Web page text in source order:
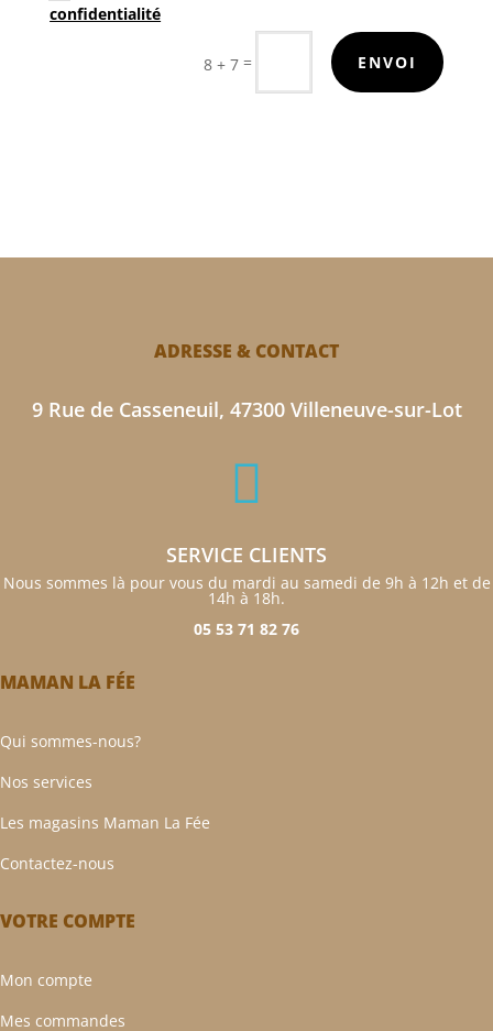
confidentialité
8 + 7 = ENVOI
ADRESSE & CONTACT
9 Rue de Casseneuil, 47300 Villeneuve-sur-Lot

SERVICE CLIENTS
Nous sommes là pour vous du mardi au samedi de 9h à 12h et de
14h à 18h.
05 53 71 82 76
MAMAN LA FÉE
Qui sommes-nous?
Nos services
Les magasins Maman La Fée
Contactez-nous
VOTRE COMPTE
Mon compte
Mes commandes